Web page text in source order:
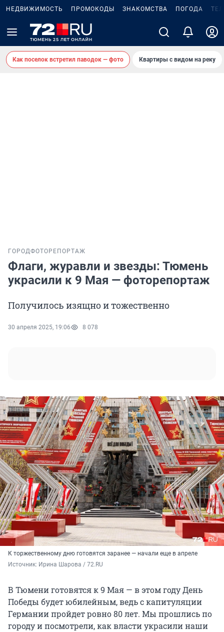
НЕДВИЖИМОСТЬ ПРОМОКОДЫ ЗНАКОМСТВА ПОГОДА
Как поселок встретил паводок — фото Квартиры с видом на реку
ГОРОДФОТОРЕПОРТАЖ
Флаги, журавли и звезды: Тюмень
украсили к 9 Мая — фоторепортаж
Получилось изящно и тожественно
30 апреля 2025, 19:06 8 078
К торжественному дню готовятся заранее — начали еще в апреле
Источник: Ирина Шарова / 72.RU
В Тюмени готовятся к 9 Мая — в этом году День
Победы будет юбилейным, ведь с капитуляции
Германии пройдет ровно 80 лет. Мы прошлись по
городу и посмотрели, как власти украсили наши